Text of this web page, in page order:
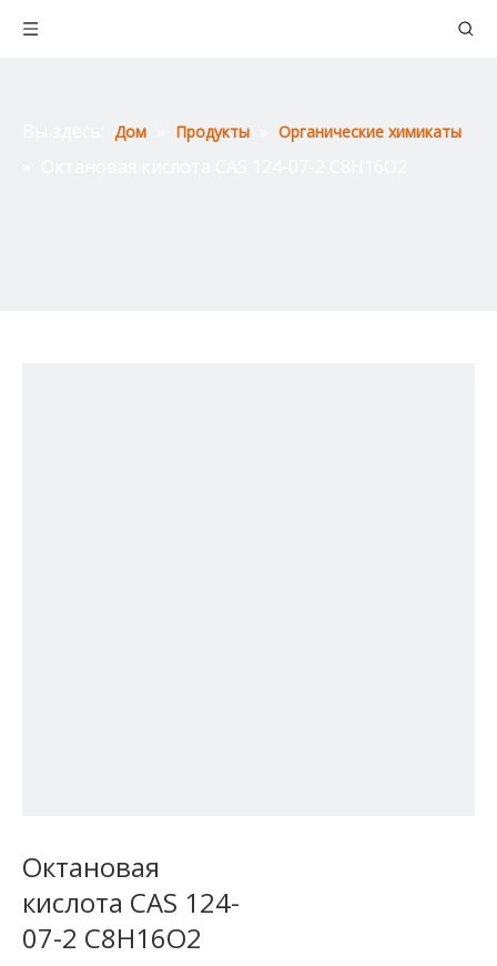
Дом Продукты Органические химикаты
Октановая
кислота CAS 124-
07-2 C8H16O2